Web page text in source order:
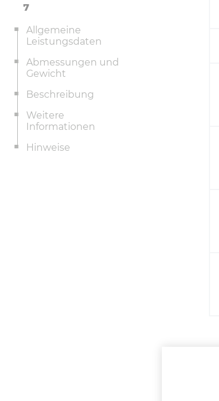
7
Allgemeine
Leistungsdaten
Abmessungen und
Gewicht
Beschreibung
Weitere
Informationen
Hinweise